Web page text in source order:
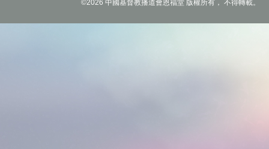
©2026 中國基督教播道會恩福堂 版權所有， 不得轉載。